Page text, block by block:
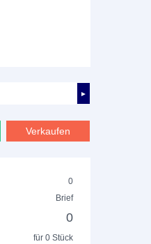
►
Verkaufen
0
Brief
0
für 0 Stück